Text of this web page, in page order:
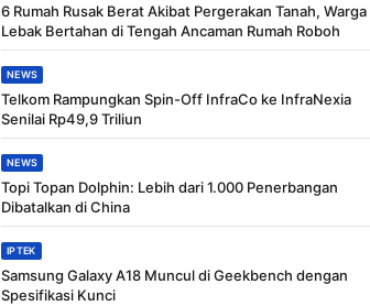
6 Rumah Rusak Berat Akibat Pergerakan Tanah, Warga
Lebak Bertahan di Tengah Ancaman Rumah Roboh
NEWS
Telkom Rampungkan Spin-Off InfraCo ke InfraNexia
Senilai Rp49,9 Triliun
NEWS
Topi Topan Dolphin: Lebih dari 1.000 Penerbangan
Dibatalkan di China
IPTEK
Samsung Galaxy A18 Muncul di Geekbench dengan
Spesifikasi Kunci